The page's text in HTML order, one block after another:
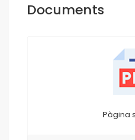
Documents
Pàgina